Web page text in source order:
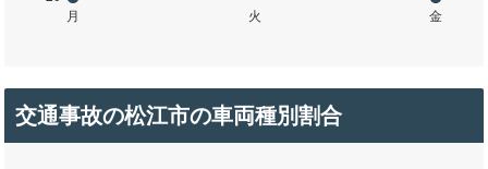
交通事故の松江市の車両種別割合